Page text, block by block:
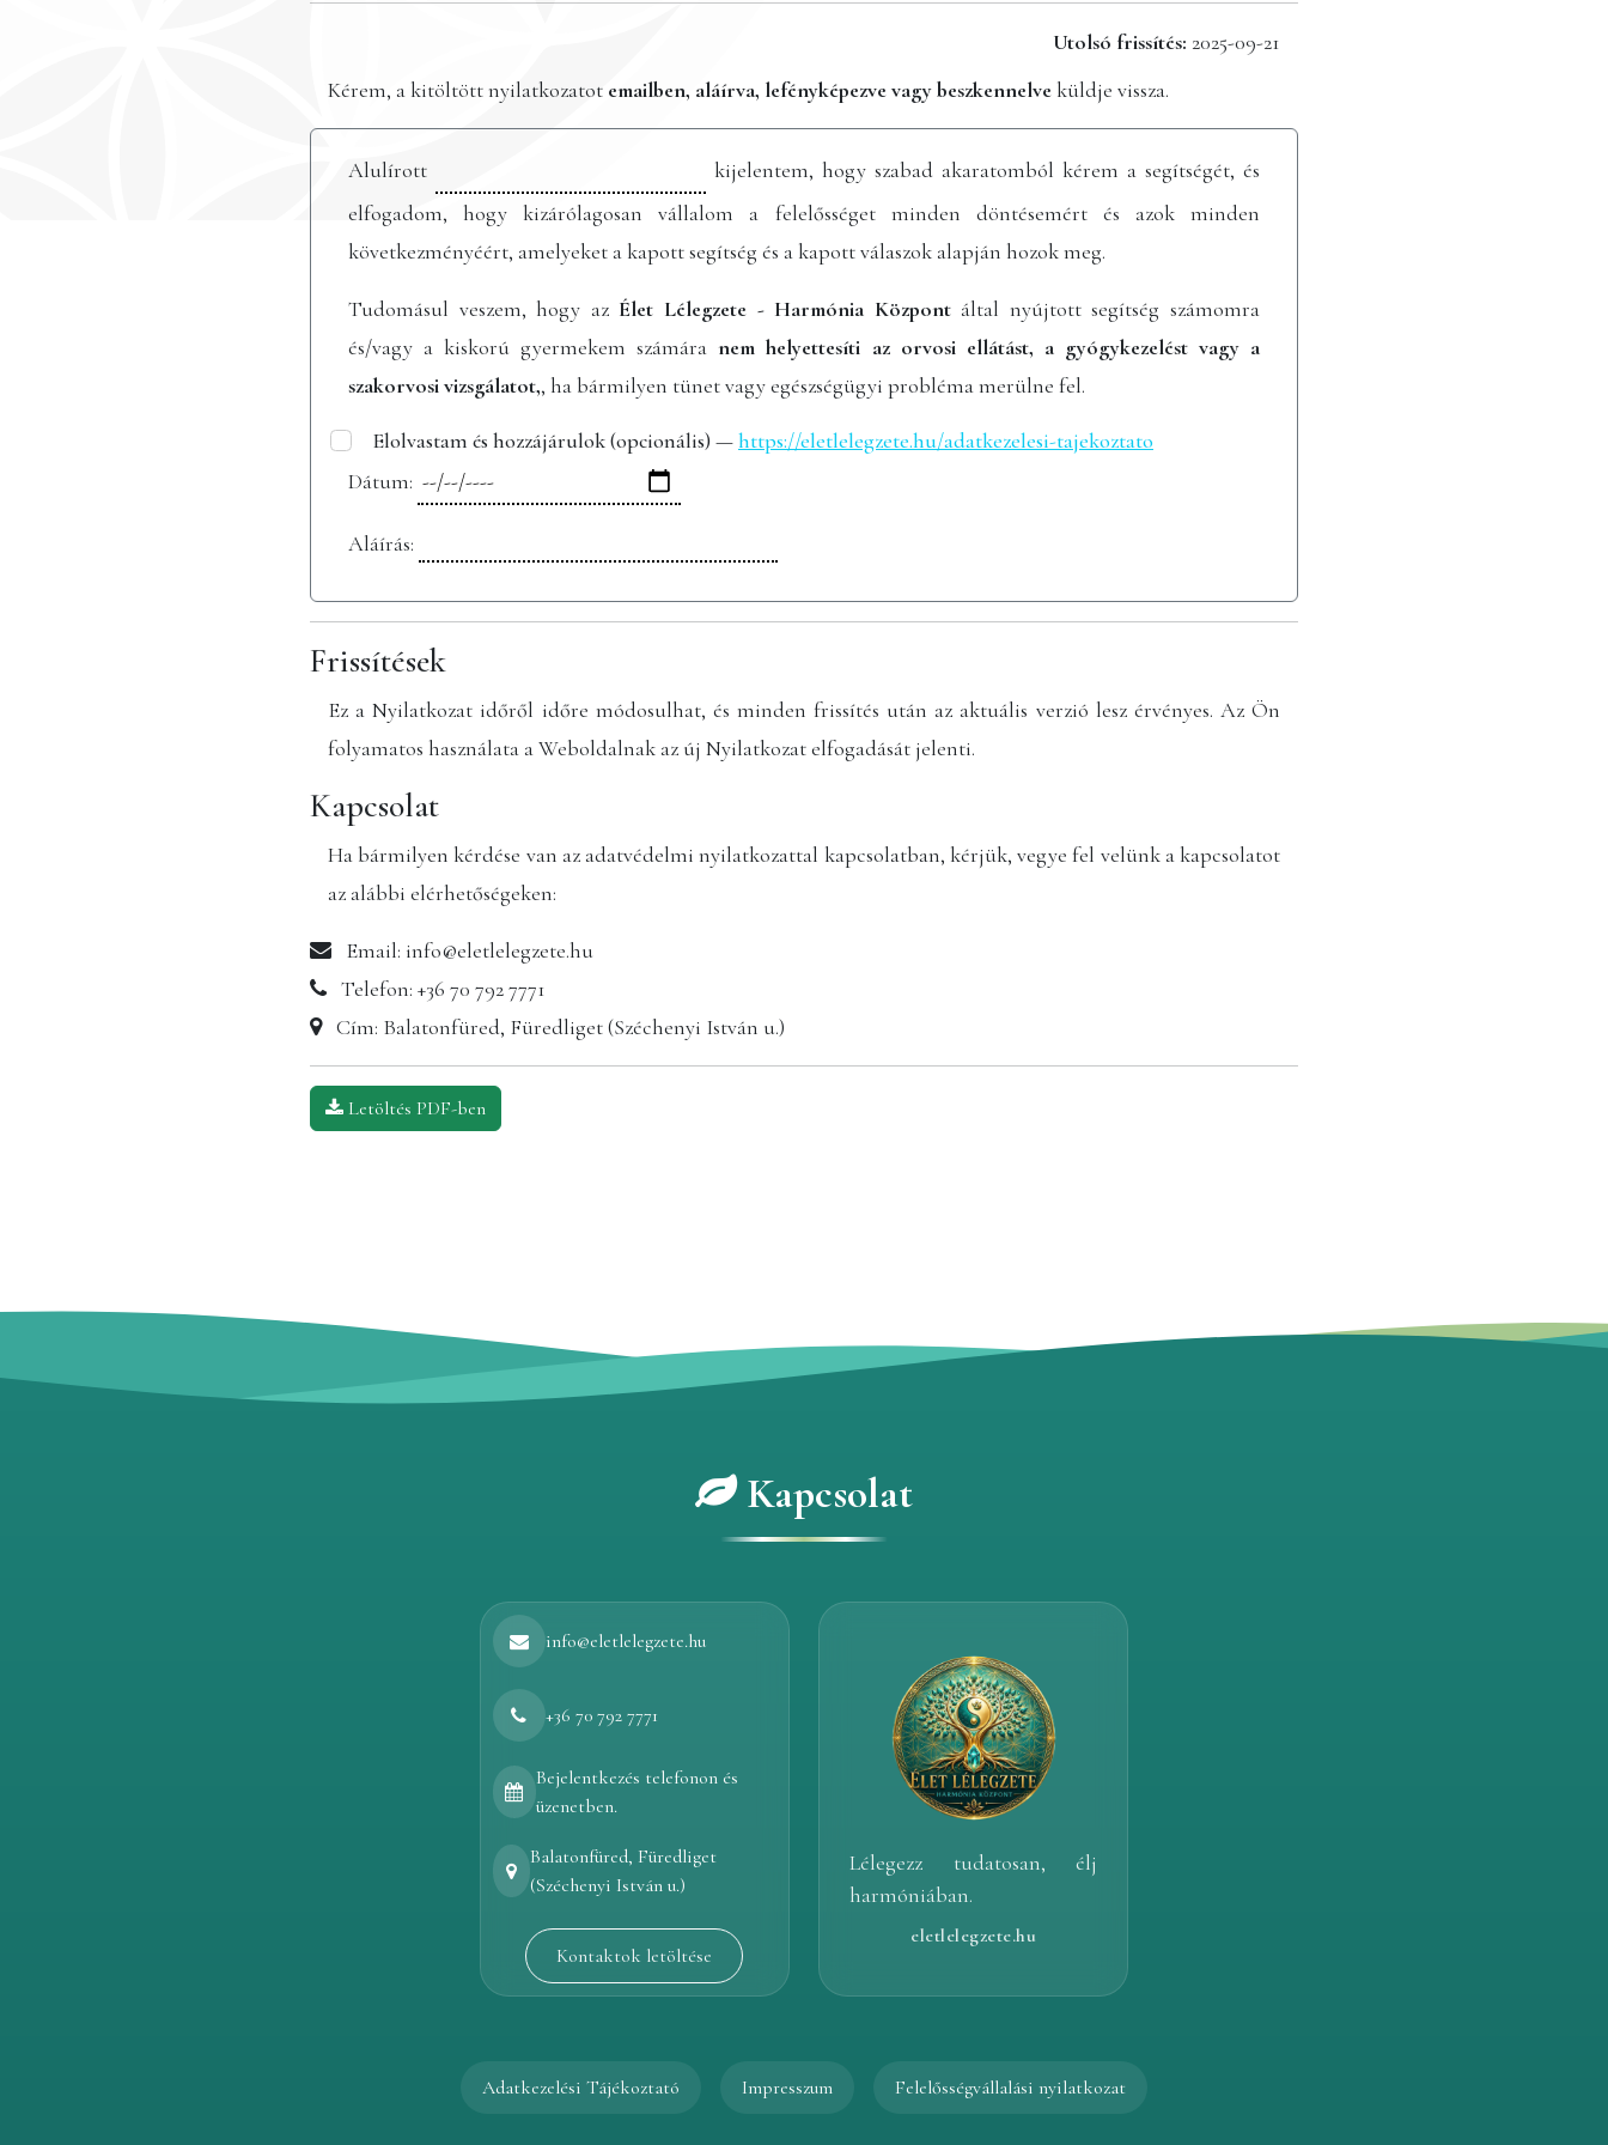
Utolsó frissítés: 2025-09-21
Kérem, a kitöltött nyilatkozatot emailben, aláírva, lefényképezve vagy beszkennelve küldje vissza.
Alulírott
kijelentem, hogy szabad akaratomból kérem a segítségét, és
elfogadom, hogy kizárólagosan vállalom a felelősséget minden döntésemért és azok minden
következményéért, amelyeket a kapott segítség és a kapott válaszok alapján hozok meg.
Tudomásul veszem, hogy az Élet Lélegzete - Harmónia Központáltal nyújtott segítség számomra
és/vagy a kiskorú gyermekem számáranem helyettesíti az orvosi ellátást, a gyógykezelést vagy a
szakorvosi vizsgálatot,, ha bármilyen tünet vagy egészségügyi probléma merülne fel.
Elolvastam és hozzájárulok (opcionális) —https://eletlelegzete.hu/adatkezelesi-tajekoztato
Dátum:
Aláírás:
Frissítések
Ez a Nyilatkozat időről időre módosulhat, és minden frissítés után az aktuális verzió lesz érvényes. Az Ön
folyamatos használata a Weboldalnak az új Nyilatkozat elfogadását jelenti.
Kapcsolat
Ha bármilyen kérdése van az adatvédelmi nyilatkozattal kapcsolatban, kérjük, vegye fel velünk a kapcsolatot
az alábbi elérhetőségeken:
Email: info@eletlelegzete.hu
Telefon: +36 70 792 7771
Cím: Balatonfüred, Füredliget (Széchenyi István u.)
Letöltés PDF-ben
Kapcsolat
info@eletlelegzete.hu
+36 70 792 7771
Bejelentkezés telefonon és
üzenetben.
Balatonfüred, Füredliget
(Széchenyi István u.)
Kontaktok letöltése
Lélegezz tudatosan, élj
harmóniában.
eletlelegzete.hu
Adatkezelési Tájékoztató Impresszum Felelősségvállalási nyilatkozat